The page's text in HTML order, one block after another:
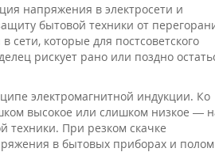
напряжения в электросети и
бытовой техники от
которые для постсоветского
рискует рано или поздно
электромагнитной индукции. Ко
высокое или слишком низкое —
техники. При резком скачке
в бытовых приборах и